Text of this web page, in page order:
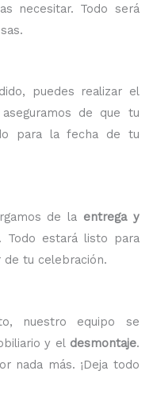
necesitar. Todo será
puedes realizar el
de que tu
para la fecha de tu
de la entrega y
Todo estará listo para
tu celebración.
nuestro equipo se
y el desmontaje.
nada más. ¡Deja todo